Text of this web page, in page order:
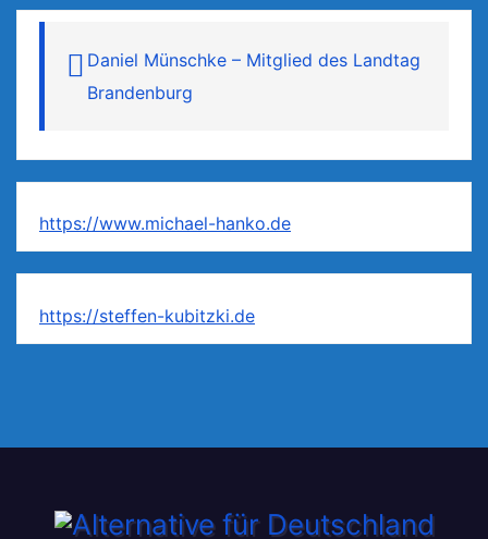
Daniel Münschke – Mitglied des Landtag
Brandenburg
https://www.michael-hanko.de
https://steffen-kubitzki.de